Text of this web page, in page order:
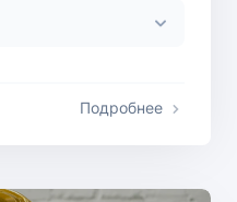
Подробнее